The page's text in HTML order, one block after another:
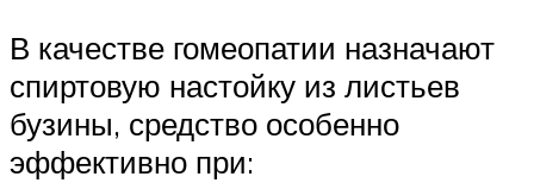
В качестве гомеопатии назначают
спиртовую настойку из листьев
бузины, средство особенно
эффективно при: